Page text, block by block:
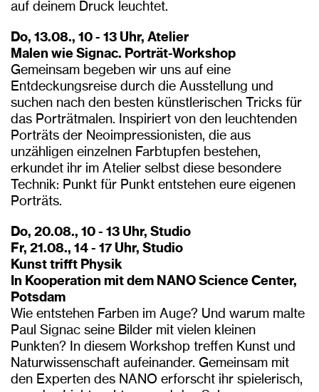
auf deinem Druck leuchtet.
Do, 13.08., 10 - 13 Uhr, Atelier
Malen wie Signac. Porträt-Workshop
Gemeinsam begeben wir uns auf eine
Entdeckungsreise durch die Ausstellung und
suchen nach den besten künstlerischen Tricks für
das Porträtmalen. Inspiriert von den leuchtenden
Porträts der Neoimpressionisten, die aus
unzähligen einzelnen Farbtupfen bestehen,
erkundet ihr im Atelier selbst diese besondere
Technik: Punkt für Punkt entstehen eure eigenen
Porträts.
Do, 20.08., 10 - 13 Uhr, Studio
Fr, 21.08., 14 - 17 Uhr, Studio
Kunst trifft Physik
In Kooperation mit dem NANO Science Center,
Potsdam
Wie entstehen Farben im Auge? Und warum malte
Paul Signac seine Bilder mit vielen kleinen
Punkten? In diesem Workshop treffen Kunst und
Naturwissenschaft aufeinander. Gemeinsam mit
den Experten des NANO erforscht ihr spielerisch,